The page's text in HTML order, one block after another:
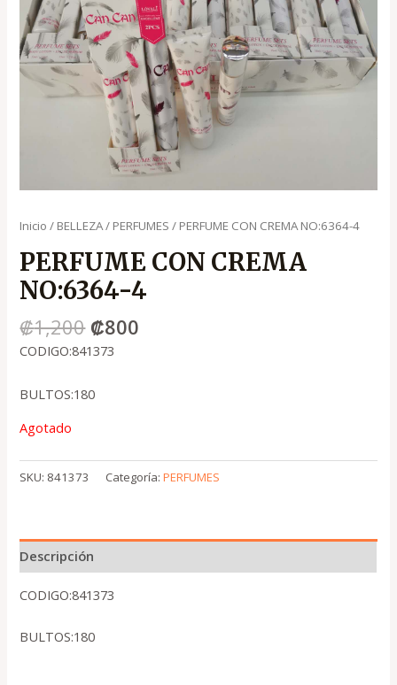
Inicio / BELLEZA/ PERFUMES / PERFUME CON CREMA NO:6364-4
PERFUME CON CREMA
NO:6364-4
₡1,200 ₡800
CODIGO:841373
BULTOS:180
Agotado
SKU: 841373 Categoría:PERFUMES
Descripción
CODIGO:841373
BULTOS:180